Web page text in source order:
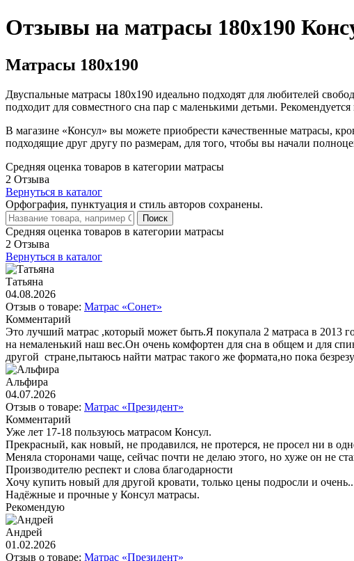
Отзывы на матрасы 180х190
Матрасы 180х190
Двуспальные матрасы 180х190 идеально подходят для любителей
подходит для совместного сна пар с маленькими детьми.
В магазине «Консул» вы можете приобрести качественные матрасы,
подходящие друг другу по размерам, для того, чтобы вы начали
Средняя оценка товаров в категории матрасы
2 Отзыва
Вернуться в каталог
Орфография, пунктуация и стиль авторов сохранены.
Поиск
Средняя оценка товаров в категории матрасы
2 Отзыва
Вернуться в каталог
Татьяна
04.08.2026
Отзыв о товаре: Матрас «Сонет»
Комментарий
Это лучший матрас ,который может быть.Я покупала 2 матраса в 2013
на немаленький наш вес.Он очень комфортен для сна в общем и для
другой стране,пытаюсь найти матрас такого же формата,но пока
Альфира
04.07.2026
Отзыв о товаре: Матрас «Президент»
Комментарий
Уже лет 17-18 пользуюсь матрасом Консул.
Прекрасный, как новый, не продавился, не протерся, не просел ни в
Меняла сторонами чаще, сейчас почти не делаю этого, но хуже он не
Производителю респект и слова благодарности
Хочу купить новый для другой кровати, только цены подросли и
Надёжные и прочные у Консул матрасы.
Рекомендую
Андрей
01.02.2026
Отзыв о товаре: Матрас «Президент»